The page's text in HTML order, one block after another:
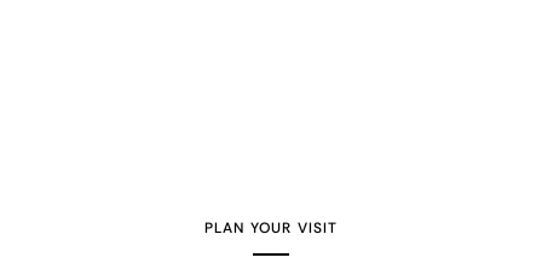
PLAN YOUR VISIT